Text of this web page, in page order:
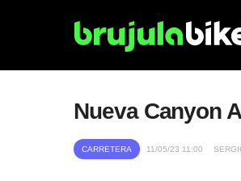
Nueva Canyon
CARRETERA 11/05/23 11:00